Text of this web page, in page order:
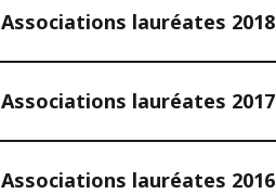
Associations lauréates 2018
Associations lauréates 2017
Associations lauréates 2016